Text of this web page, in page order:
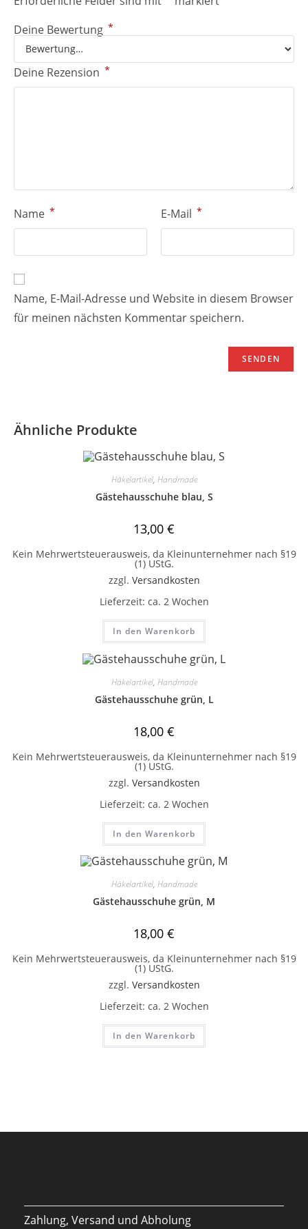
Deine Bewertung *
Deine Rezension *
Name * E-Mail *
Name, E-Mail-Adresse und Website in diesem Browser
für meinen nächsten Kommentar speichern.
Ähnliche Produkte
Häkelartikel, Handmade
Gästehausschuhe blau, S
13,00 €
Kein Mehrwertsteuerausweis, da Kleinunternehmer nach §19
(1) UStG.
zzgl. Versandkosten
Lieferzeit: ca. 2 Wochen
In den Warenkorb
Häkelartikel, Handmade
Gästehausschuhe grün, L
18,00 €
Kein Mehrwertsteuerausweis, da Kleinunternehmer nach §19
(1) UStG.
zzgl. Versandkosten
Lieferzeit: ca. 2 Wochen
In den Warenkorb
Häkelartikel, Handmade
Gästehausschuhe grün, M
18,00 €
Kein Mehrwertsteuerausweis, da Kleinunternehmer nach §19
(1) UStG.
zzgl. Versandkosten
Lieferzeit: ca. 2 Wochen
In den Warenkorb
Zahlung, Versand und Abholung